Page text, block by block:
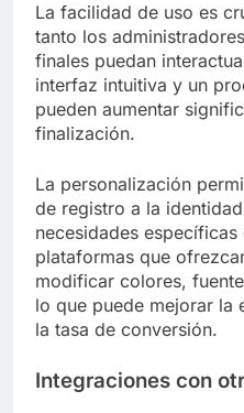
La facilidad de uso es
tanto los
finales puedan
interfaz intuitiva y un
pueden aumentar
finalización.
La personalización
de registro a la
necesidades
plataformas que
modificar colores,
lo que puede mejorar la
la tasa de conversión.
Integraciones con